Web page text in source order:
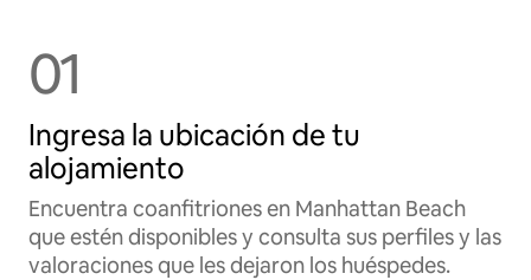
01
Ingresa la ubicación de tu
alojamiento
Encuentra coanfitriones en Manhattan Beach
que estén disponibles y consulta sus perfiles y las
valoraciones que les dejaron los huéspedes.